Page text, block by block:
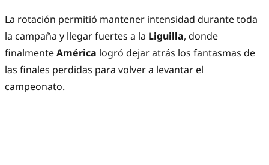
La rotación permitió mantener intensidad durante toda
la campaña y llegar fuertes a la Liguilla, donde
finalmenteAmérica logró dejar atrás los fantasmas de
las finales perdidas para volver a levantar el
campeonato.